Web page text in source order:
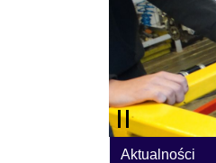
Aktualności